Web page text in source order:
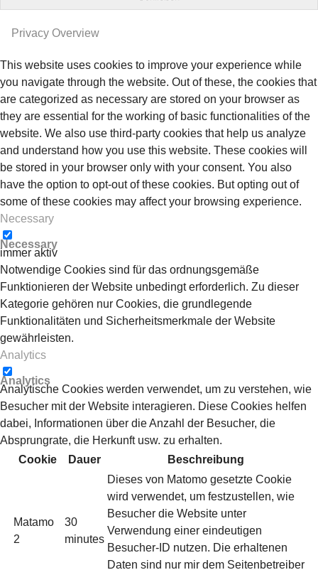
Privacy Overview
This website uses cookies to improve your experience while
you navigate through the website. Out of these, the cookies that
are categorized as necessary are stored on your browser as
they are essential for the working of basic functionalities of the
website. We also use third-party cookies that help us analyze
and understand how you use this website. These cookies will
be stored in your browser only with your consent. You also
have the option to opt-out of these cookies. But opting out of
some of these cookies may affect your browsing experience.
Necessary
Necessary
immer aktiv
Notwendige Cookies sind für das ordnungsgemäße
Funktionieren der Website unbedingt erforderlich. Zu dieser
Kategorie gehören nur Cookies, die grundlegende
Funktionalitäten und Sicherheitsmerkmale der Website
gewährleisten.
Analytics
Analytics
Analytische Cookies werden verwendet, um zu verstehen, wie
Besucher mit der Website interagieren. Diese Cookies helfen
dabei, Informationen über die Anzahl der Besucher, die
Absprungrate, die Herkunft usw. zu erhalten.
Cookie
Dauer Beschreibung
Matamo
2
30
minutes
Dieses von Matomo gesetzte Cookie
wird verwendet, um festzustellen, wie
Besucher die Website unter
Verwendung einer eindeutigen
Besucher-ID nutzen. Die erhaltenen
Daten sind nur mir dem Seitenbetreiber